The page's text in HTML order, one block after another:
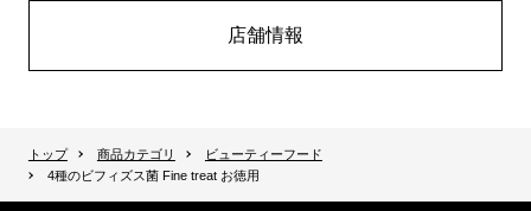
店舗情報
トップ 商品カテゴリ
ビューティーフード
4種のビフィズス菌 Fine treat お徳用